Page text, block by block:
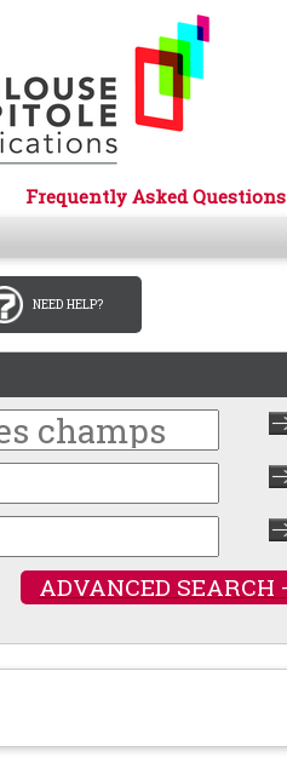
Frequently Asked Questions
NEED HELP?
ADVANCED SEARCH